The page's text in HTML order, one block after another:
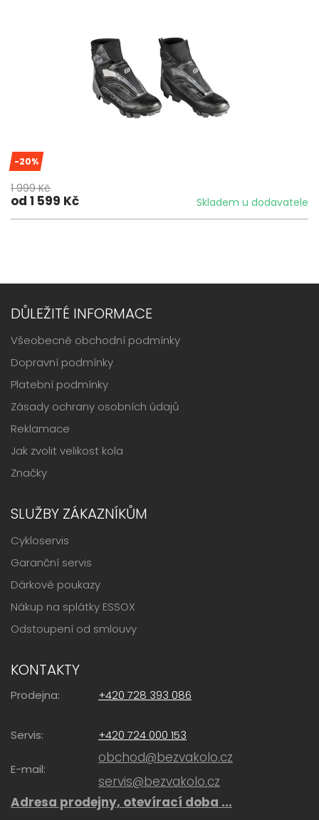
-20%
1 999 Kč
od 1 599 Kč Skladem u dodavatele
DŮLEŽITÉ INFORMACE
Všeobecné obchodní podmínky
Dopravní podmínky
Platební podmínky
Zásady ochrany osobních údajů
Reklamace
Jak zvolit velikost kola
Značky
SLUŽBY ZÁKAZNÍKŮM
Cykloservis
Garanční servis
Dárkové poukazy
Nákup na splátky ESSOX
Odstoupení od smlouvy
KONTAKTY
Prodejna: +420 728 393 086
Servis: +420 724 000 153
E-mail:
obchod@bezvakolo.cz
servis@bezvakolo.cz
Adresa prodejny, otevírací doba ...